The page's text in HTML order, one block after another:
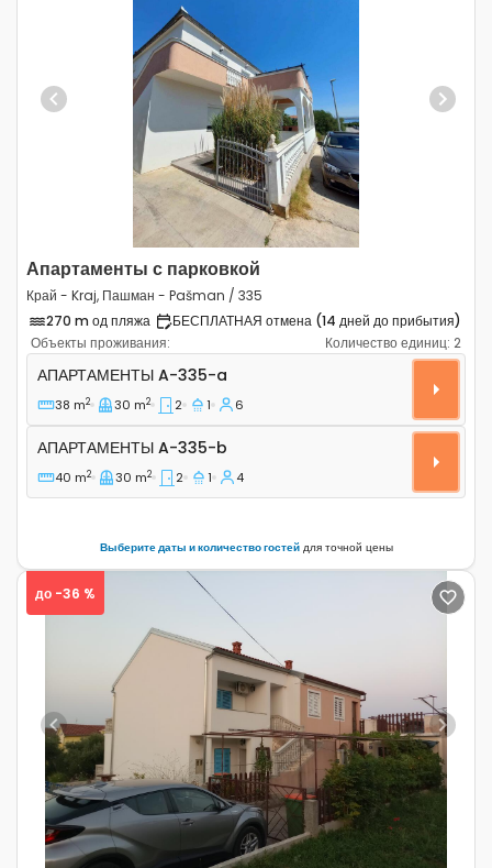
Previous Next
Апартаменты с парковкой
Край - Kraj, Пашман - Pašman / 335
270 m од пляжа
БЕСПЛАТНАЯ отмена (14 дней до прибытия)
Объекты проживания:
Количество единиц: 2
Двухкомнатные апартаменты Край - Kraj, Пашман -
АПАРТАМЕНТЫ A-335-a
38 m2 30 m2 2 1 6
Апартаменты A-335-b
АПАРТАМЕНТЫ A-335-b
40 m2 30 m2 2 1 4
Выберите даты и количество гостейдля точной цены
Previous Next
до -36 %